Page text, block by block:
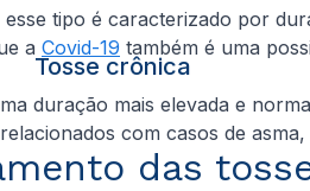
tipo é caracterizado por
a Covid-19 também é uma
Tosse crônica
duração mais elevada e
com casos de
das